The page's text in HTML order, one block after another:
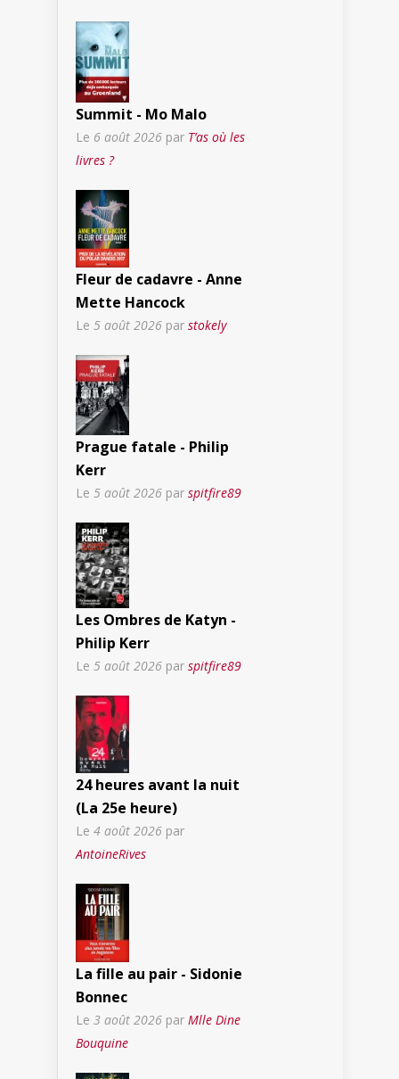
Summit - Mo Malo
Le 6 août 2026 par T’as où les
livres ?
Fleur de cadavre - Anne
Mette Hancock
Le 5 août 2026 par stokely
Prague fatale - Philip
Kerr
Le 5 août 2026 par spitfire89
Les Ombres de Katyn -
Philip Kerr
Le 5 août 2026 par spitfire89
24 heures avant la nuit
(La 25e heure)
Le 4 août 2026 par
AntoineRives
La fille au pair - Sidonie
Bonnec
Le 3 août 2026 par Mlle Dine
Bouquine